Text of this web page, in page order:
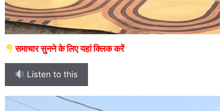
समाचार सुनने के लिए यहां क्लिक करें
Listen to this